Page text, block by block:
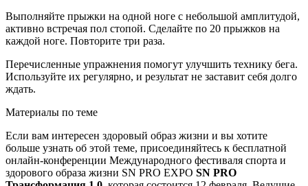
Выполняйте прыжки на одной ноге с небольшой амплитудой,
активно встречая пол стопой. Сделайте по 20 прыжков на
каждой ноге. Повторите три раза.
Перечисленные упражнения помогут улучшить технику бега.
Используйте их регулярно, и результат не заставит себя долго
ждать.
Материалы по теме
Если вам интересен здоровый образ жизни и вы хотите
больше узнать об этой теме, присоединяйтесь к бесплатной
онлайн-конференции Международного фестиваля спорта и
здорового образа жизни SN PRO EXPO SN PRO